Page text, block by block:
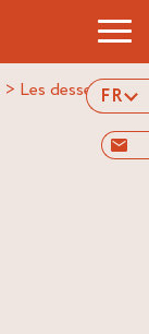
FR
> Les desserts